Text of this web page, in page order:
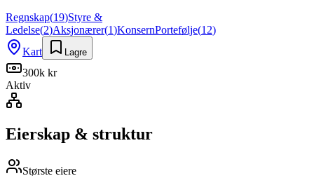
Regnskap(19)Styre &
Ledelse(2)Aksjonærer(1)KonsernPortefølje(12)
Kart
Lagre
300k kr
Aktiv
Eierskap & struktur
Største eiere